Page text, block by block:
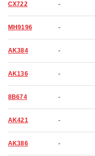
CX722 -
MH9196 -
AK384 -
AK136 -
8B674 -
AK421 -
AK386 -